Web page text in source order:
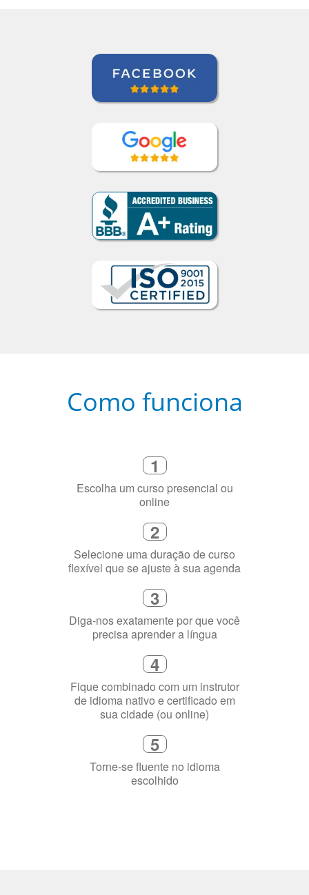
Como funciona
1
Escolha um curso presencial ou
online
2
Selecione uma duração de curso
flexível que se ajuste à sua agenda
3
Diga-nos exatamente por que você
precisa aprender a língua
4
Fique combinado com um instrutor
de idioma nativo e certificado em
sua cidade (ou online)
5
Torne-se fluente no idioma
escolhido